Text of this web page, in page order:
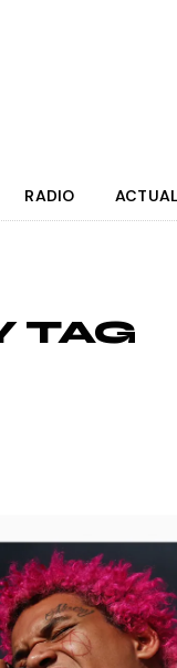
RADIO
L’équipe RJRSport
TAG